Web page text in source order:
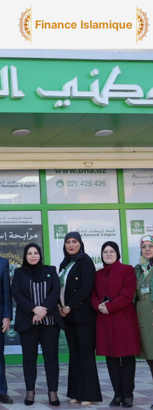
Finance Islamique